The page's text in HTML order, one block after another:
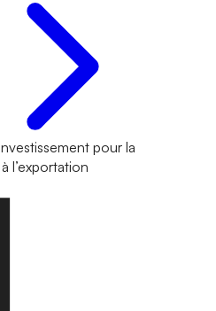
pour la
l’exportation